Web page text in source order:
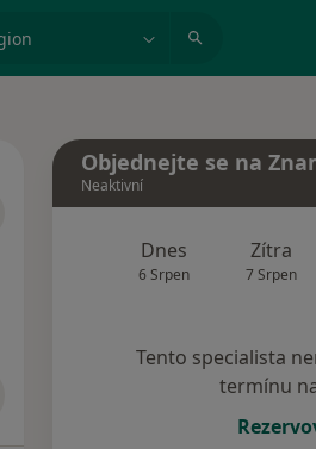
Objednejte se na
Neaktivní
Dnes
6 Srpen
Zítra
7 Srpen
Tento specialista
termínu